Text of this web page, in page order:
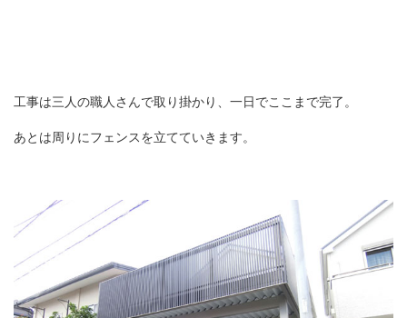
工事は三人の職人さんで取り掛かり、一日でここまで完了。
あとは周りにフェンスを立てていきます。